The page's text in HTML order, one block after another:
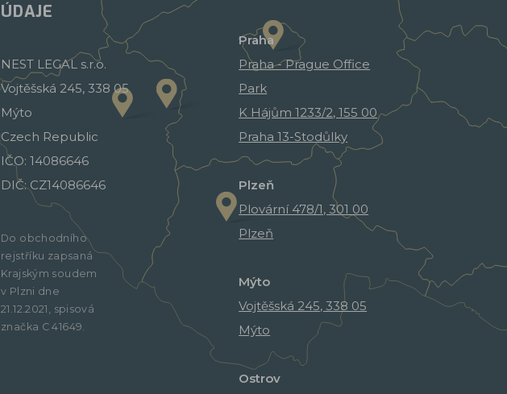
ÚDAJE
NEST LEGAL s.r.o.
Vojtěšská 245, 338 05
Mýto
Czech Republic
IČO: 14086646
DIČ: CZ14086646
Do obchodního
rejstříku zapsaná
Krajským soudem
v Plzni dne
21.12.2021, spisová
značka C 41649.
Praha
Praha - Prague Office
Park
K Hájům 1233/2, 155 00
Praha 13-Stodůlky
Plzeň
Plovární 478/1, 301 00
Plzeň
Mýto
Vojtěšská 245, 338 05
Mýto
Ostrov